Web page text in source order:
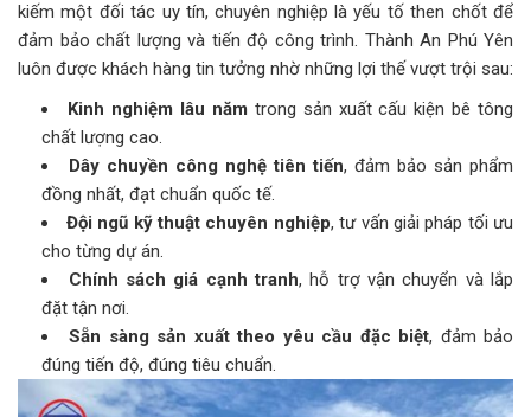
kiếm một đối tác uy tín, chuyên nghiệp là yếu tố then chốt để
đảm bảo chất lượng và tiến độ công trình. Thành An Phú Yên
luôn được khách hàng tin tưởng nhờ những lợi thế vượt trội sau:
Kinh nghiệm lâu năm trong sản xuất cấu kiện bê tông
chất lượng cao.
Dây chuyền công nghệ tiên tiến, đảm bảo sản phẩm
đồng nhất, đạt chuẩn quốc tế.
Đội ngũ kỹ thuật chuyên nghiệp, tư vấn giải pháp tối ưu
cho từng dự án.
Chính sách giá cạnh tranh, hỗ trợ vận chuyển và lắp
đặt tận nơi.
Sẵn sàng sản xuất theo yêu cầu đặc biệt, đảm bảo
đúng tiến độ, đúng tiêu chuẩn.